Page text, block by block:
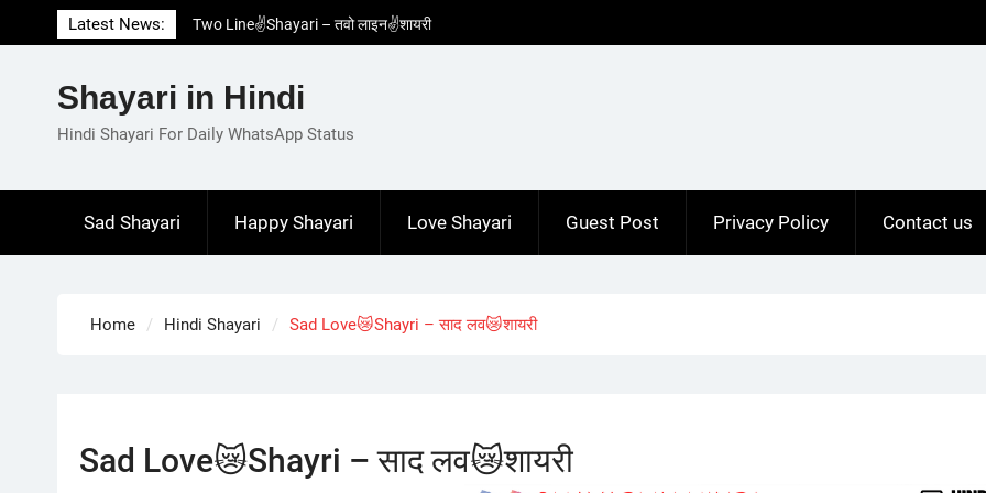
to
Latest News:
Two Line✌️Shayari – तवो लाइन✌️शायरी
Love😓Lines In Hindi – लव😓लाइन्स इन हिंदी
Love🥳Poetry In Hindi – लव🥳पोएट्री इन हिंदी
1 Line☝️Shayari In Hindi – १ लाइन☝️शायरी इन
Shayari in Hindi
Hindi Shayari For Daily WhatsApp Status
Sad Shayari Happy Shayari Love Shayari Guest Post Privacy Policy Contact us
Home Hindi Shayari Sad Love😿Shayri – साद लव😿शायरी
Sad Love😿Shayri – साद लव😿शायरी